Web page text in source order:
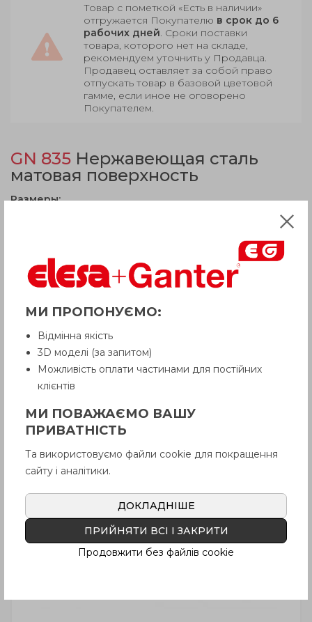
Товар с пометкой «Есть в наличии»
отгружается Покупателю в срок до 6
рабочих дней. Сроки поставки
товара, которого нет на складе,
рекомендуем уточнить у Продавца.
Продавец оставляет за собой право
отпускать товар в базовой цветовой
гамме, если иное не оговорено
Покупателем.
GN 835 Нержавеющая сталь
матовая поверхность
Размеры:
58
M 8
Вес
МИ ПРОПОНУЄМО:
Відмінна якість
3D моделі (за запитом)
Можливість оплати частинами для постійних
клієнтів
МИ ПОВАЖАЄМО ВАШУ
ПРИВАТНІСТЬ
Та використовуємо файли cookie для покращення
сайту і аналітики.
ДОКЛАДНІШЕ
ПРИЙНЯТИ ВСІ І ЗАКРИТИ
Продовжити без файлів cookie